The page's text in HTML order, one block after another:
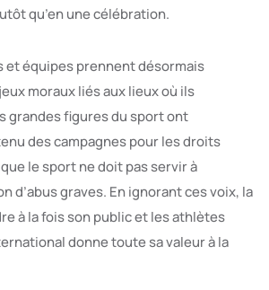
qu’en une célébration.
et équipes prennent désormais
moraux liés aux lieux où ils
grandes figures du sport ont
des campagnes pour les droits
le sport ne doit pas servir à
d’abus graves. En ignorant ces voix, la
à la fois son public et les athlètes
donne toute sa valeur à la